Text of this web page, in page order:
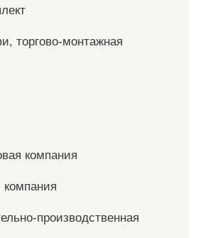
торгово-монтажная
компания
производственная